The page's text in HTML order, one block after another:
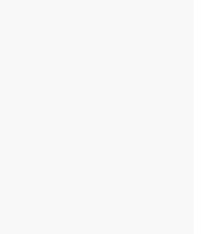
펴 주세요
있어요
│손수레 걷기│수건 줄다리기
줄 통과하기│페트병 나르기
쳐